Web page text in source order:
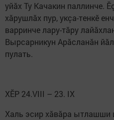
уйăх Ту Качакин паллинче.
хăрушлăх пур, укçа-тенкӗ
варринче лару-тăру
Вырсарникун Арăсланăн
пулать.
ХӖР 24.VIII – 23. IX
Халь эсир хăвăра ытлашши